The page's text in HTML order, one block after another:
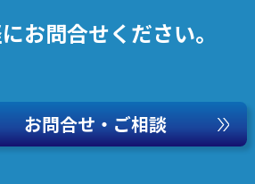
お問合せください。
お問合せ・ご相談